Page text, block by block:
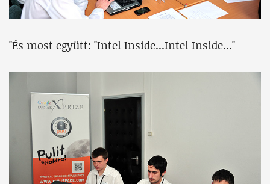
"És most együtt: "Intel Inside...Intel Inside..."